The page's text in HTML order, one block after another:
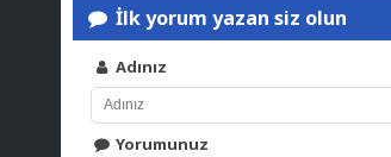
İlk yorum yazan siz olun
Adınız
Yorumunuz